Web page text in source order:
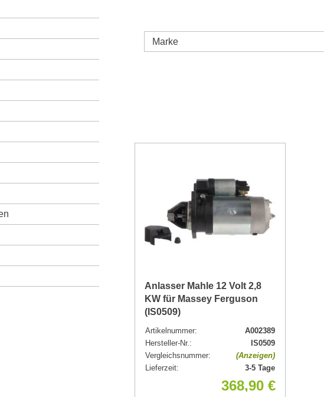
Anlasser Mahle 12 Volt 2,8
KW für Massey Ferguson
(IS0509)
Artikelnummer:
A002389
Hersteller-Nr.:
IS0509
Vergleichsnummer:
(Anzeigen)
Lieferzeit:
3-5 Tage
368,90 €